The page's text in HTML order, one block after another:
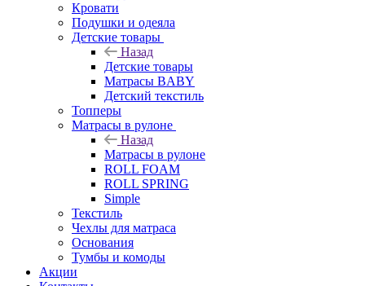
Кровати
Подушки и одеяла
Детские товары
Назад
Детские товары
Матрасы BABY
Детский текстиль
Топперы
Матрасы в рулоне
Назад
Матрасы в рулоне
ROLL FOAM
ROLL SPRING
Simple
Текстиль
Чехлы для матраса
Основания
Тумбы и комоды
Акции